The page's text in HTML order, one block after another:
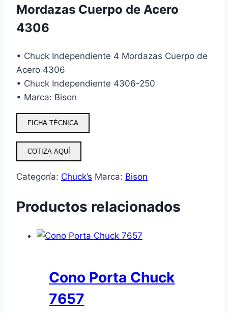
Mordazas Cuerpo de Acero
4306
• Chuck Independiente 4 Mordazas Cuerpo de
Acero 4306
• Chuck Independiente 4306-250
• Marca: Bison
FICHA TÉCNICA
COTIZA AQUÍ
Categoría: Chuck’s Marca: Bison
Productos relacionados
Cono Porta Chuck
7657